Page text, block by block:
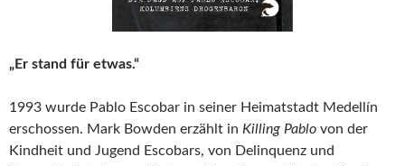
„Er stand für etwas.“
1993 wurde Pablo Escobar in seiner Heimatstadt Medellín
erschossen. Mark Bowden erzählt in Killing Pablo von der
Kindheit und Jugend Escobars, von Delinquenz und